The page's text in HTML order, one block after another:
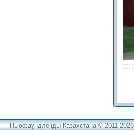
Ньюфаундленды Казахстана © 2011-2026